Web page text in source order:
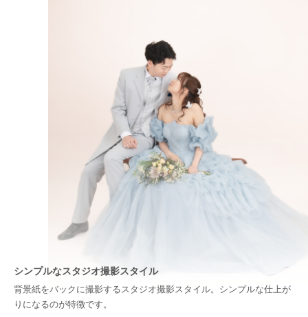
シンプルなスタジオ撮影スタイル
背景紙をバックに撮影するスタジオ撮影スタイル。シンプルな仕上が
りになるのが特徴です。